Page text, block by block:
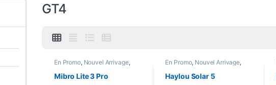
GT4
En Promo, Nouvel Arrivage,
Mibro Lite 3 Pro
En Promo, Nouvel Arrivage,
Haylou Solar 5